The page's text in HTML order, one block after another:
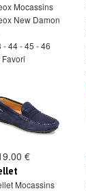
Mocassins
New Damon
- 44 - 45 - 46
Favori
€
Mocassins